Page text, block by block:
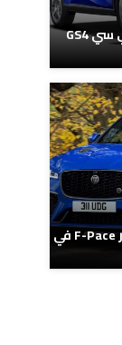
مواصفات وسعر سيارة جي اي سي GS4
مواصفات وسعر سيارة جاكوار F-Pace في